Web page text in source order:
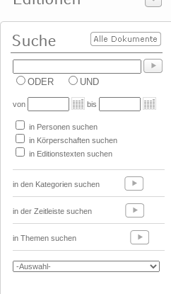
ODER UND
von bis
in Personen suchen
in Körperschaften suchen
in Editionstexten suchen
in den Kategorien suchen
in der Zeitleiste suchen
in Themen suchen